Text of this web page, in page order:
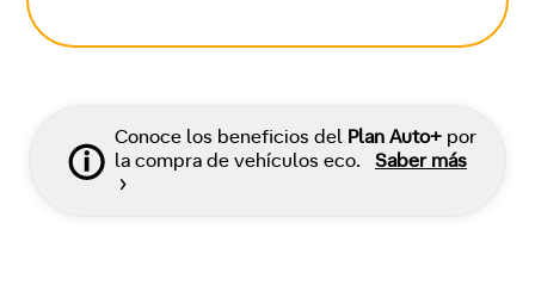
Conoce los beneficios del Plan Auto+ por
la compra de vehículos eco.
Saber más